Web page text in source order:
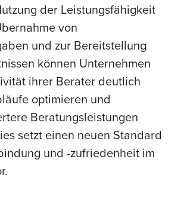
der Leistungsfähigkeit
von
und zur Bereitstellung
können Unternehmen
ihrer Berater deutlich
optimieren und
Beratungsleistungen
setzt einen neuen Standard
und -zufriedenheit im